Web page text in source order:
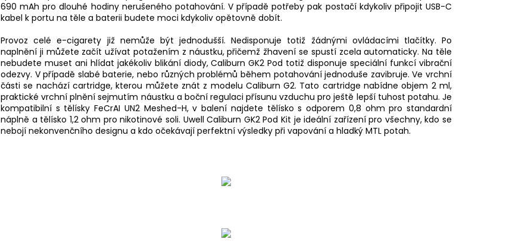
690 mAh pro dlouhé hodiny nerušeného potahování. V případě potřeby pak postačí kdykoliv připojit USB-C
kabel k portu na těle a baterii budete moci kdykoliv opětovně dobít.
Provoz celé e-cigarety již nemůže být jednodušší. Nedisponuje totiž žádnými ovládacími tlačítky. Po
naplnění ji můžete začít užívat potažením z náustku, přičemž žhavení se spustí zcela automaticky. Na těle
nebudete muset ani hlídat jakékoliv blikání diody, Caliburn GK2 Pod totiž disponuje speciální funkcí vibrační
odezvy. V případě slabé baterie, nebo různých problémů během potahování jednoduše zavibruje. Ve vrchní
části se nachází cartridge, kterou můžete znát z modelu Caliburn G2. Tato cartridge nabídne objem 2 ml,
praktické vrchní plnění sejmutím náustku a boční regulaci přísunu vzduchu pro ještě lepší tuhost potahu. Je
kompatibilní s tělísky FeCrAI UN2 Meshed-H, v balení najdete tělísko s odporem 0,8 ohm pro standardní
náplně a tělísko 1,2 ohm pro nikotinové soli. Uwell Caliburn GK2 Pod Kit je ideální zařízení pro všechny, kdo se
nebojí nekonvenčního designu a kdo očekávají perfektní výsledky při vapování a hladký MTL potah.